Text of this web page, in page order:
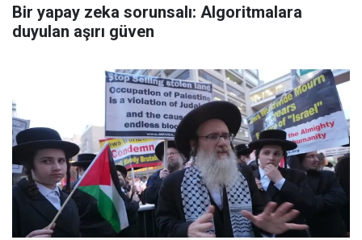
Bir yapay zeka sorunsalı: Algoritmalara
duyulan aşırı güven